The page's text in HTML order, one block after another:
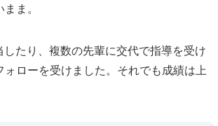
ま。
たり、複数の先輩に交代で指導を受け
ォローを受けました。それでも成績は上